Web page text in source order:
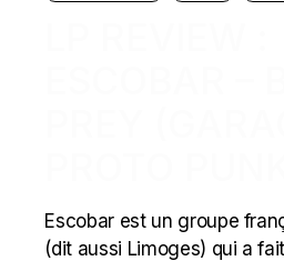
Escobar est un groupe
(dit aussi Limoges) qui a